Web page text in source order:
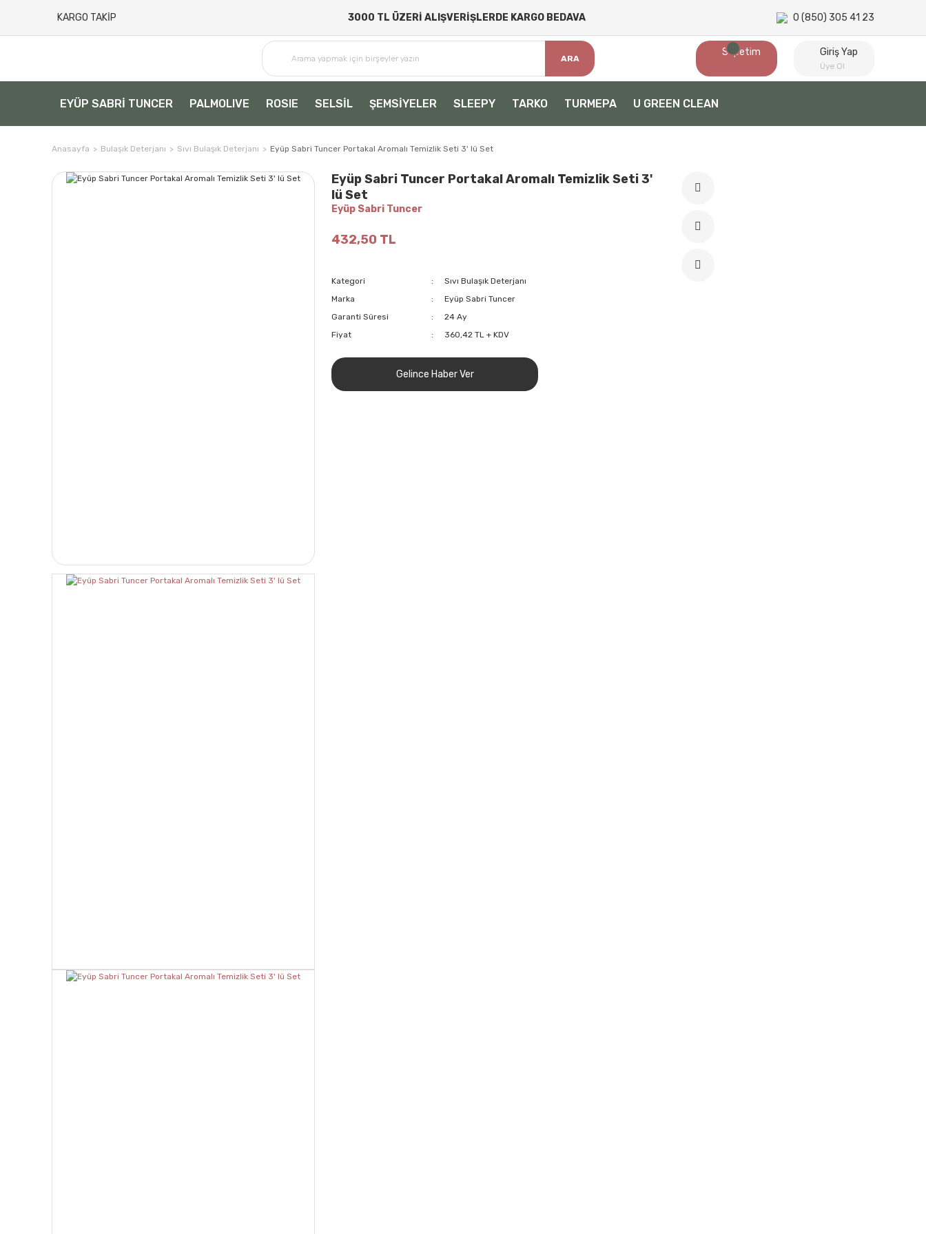
KARGO TAKİP 3000 TL ÜZERİ ALIŞVERİŞLERDE KARGO BEDAVA 0 (850) 305 41 23
ARA
Sepetim Giriş Yap
Üye Ol
EYÜP SABRİ TUNCER PALMOLIVE ROSIE SELSİL ŞEMSİYELER SLEEPY TARKO TURMEPA U GREEN CLEAN
Anasayfa Bulaşık Deterjanı Sıvı Bulaşık Deterjanı Eyüp Sabri Tuncer Portakal Aromalı Temizlik Seti 3' lü Set
Eyüp Sabri Tuncer Portakal Aromalı Temizlik Seti 3'
lü Set
Eyüp Sabri Tuncer
432,50 TL
Kategori
Sıvı Bulaşık Deterjanı
Marka
Eyüp Sabri Tuncer
Garanti Süresi
24 Ay
Fiyat
360,42 TL + KDV
Gelince Haber Ver